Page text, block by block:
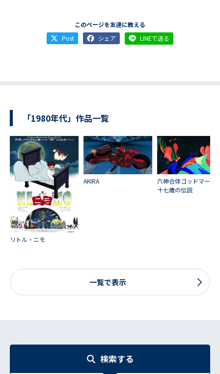
このページを友達に教える
Post
シェア LINEで送る
「1980年代」作品一覧
リトル・ニモ
AKIRA
六神合体ゴッドマー
十七歳の伝説
一覧で表示
検索する